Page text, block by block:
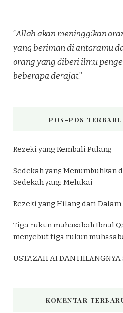
“Allah akan meninggikan
yang beriman di antaramu
orang yang diberi ilmu
beberapa derajat.”
POS-POS TERBARU
Rezeki yang Kembali Pulang
Sedekah yang Menumbuhkan
Sedekah yang Melukai
Rezeki yang Hilang dari Dalam
Tiga rukun muhasabah Ibnul
menyebut tiga rukun
USTAZAH AI DAN HILANGNYA
KOMENTAR